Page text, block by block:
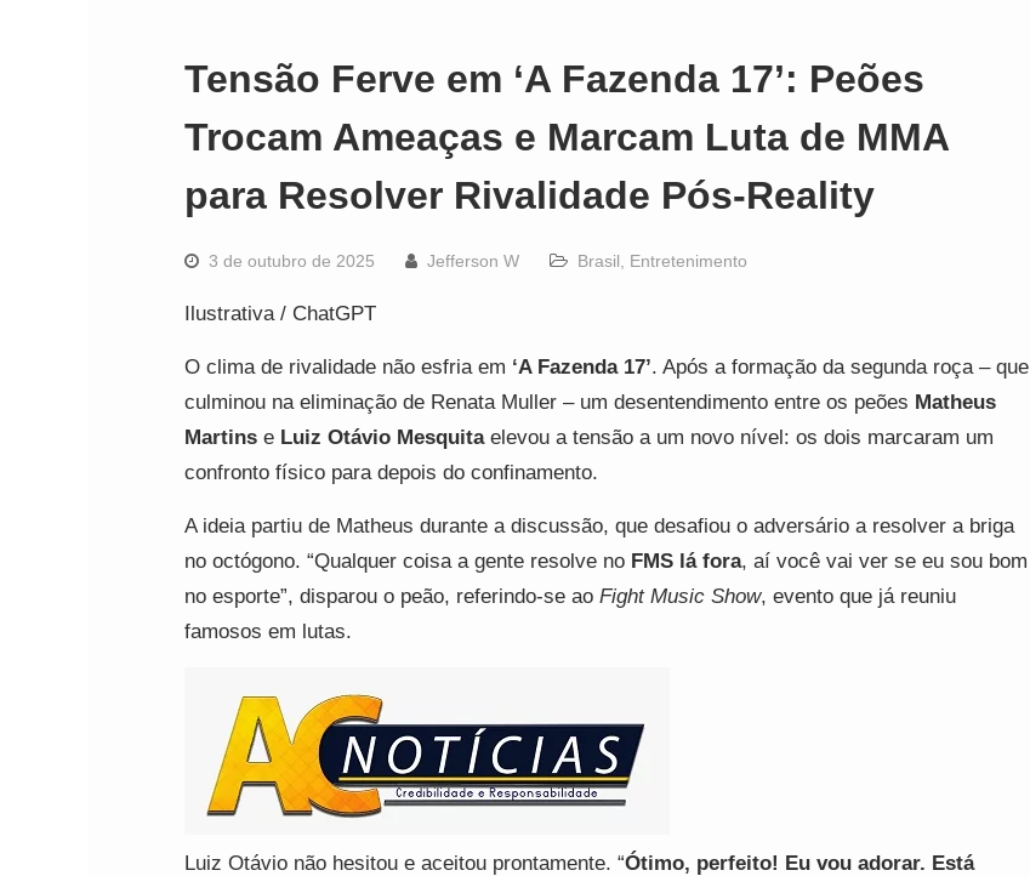
Tensão Ferve em ‘A Fazenda 17’: Peões
Trocam Ameaças e Marcam Luta de MMA
para Resolver Rivalidade Pós-Reality
3 de outubro de 2025 Jefferson W Brasil Entretenimento
Ilustrativa / ChatGPT
O clima de rivalidade não esfria em ‘A Fazenda 17’. Após a formação da segunda roça – que
culminou na eliminação de Renata Muller – um desentendimento entre os peões Matheus
Martins e Luiz Otávio Mesquitaelevou a tensão a um novo nível: os dois marcaram um
confronto físico para depois do confinamento.
A ideia partiu de Matheus durante a discussão, que desafiou o adversário a resolver a briga
no octógono. “Qualquer coisa a gente resolve no FMS lá fora, aí você vai ver se eu sou bom
no esporte”, disparou o peão, referindo-se ao Fight Music Show, evento que já reuniu
famosos em lutas.
Luiz Otávio não hesitou e aceitou prontamente. “Ótimo, perfeito! Eu vou adorar. Está